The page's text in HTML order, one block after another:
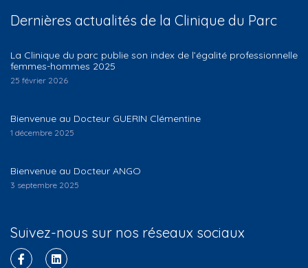
Dernières actualités de la Clinique du Parc
La Clinique du parc publie son index de l’égalité professionnelle
femmes-hommes 2025
25 février 2026
Bienvenue au Docteur GUERIN Clémentine
1 décembre 2025
Bienvenue au Docteur ANGO
3 septembre 2025
Suivez-nous sur nos réseaux sociaux